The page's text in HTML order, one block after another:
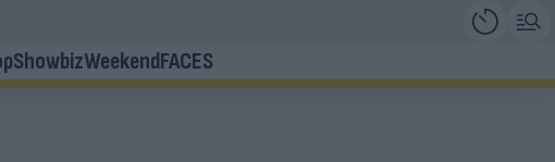
ShowbizWeekendFACES